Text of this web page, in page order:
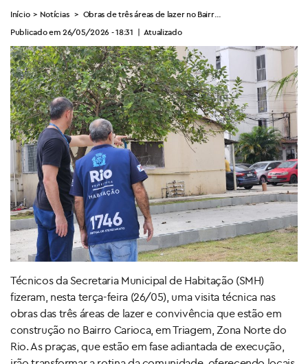
Início > Notícias > Obras de três áreas de lazer no Bairro Carioca, em Triagem,
Publicado em 26/05/2026 - 18:31 | Atualizado
Técnicos da Secretaria Municipal de Habitação (SMH)
fizeram, nesta terça-feira (26/05), uma visita técnica nas
obras das três áreas de lazer e convivência que estão em
construção no Bairro Carioca, em Triagem, Zona Norte do
Rio. As praças, que estão em fase adiantada de execução,